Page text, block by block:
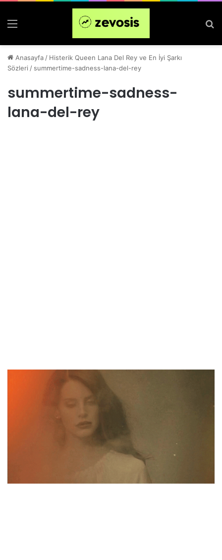
Menü
Anasayfa / Histerik Queen Lana Del Rey ve En İyi Şarkı
Sözleri / summertime-sadness-lana-del-rey
summertime-sadness-
lana-del-rey